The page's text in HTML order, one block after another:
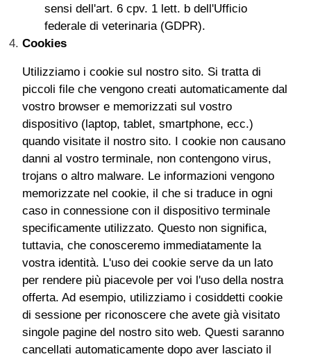
sensi dell'art. 6 cpv. 1 lett. b dell'Ufficio
federale di veterinaria (GDPR).
Cookies
Utilizziamo i cookie sul nostro sito. Si tratta di
piccoli file che vengono creati automaticamente dal
vostro browser e memorizzati sul vostro
dispositivo (laptop, tablet, smartphone, ecc.)
quando visitate il nostro sito. I cookie non causano
danni al vostro terminale, non contengono virus,
trojans o altro malware. Le informazioni vengono
memorizzate nel cookie, il che si traduce in ogni
caso in connessione con il dispositivo terminale
specificamente utilizzato. Questo non significa,
tuttavia, che conosceremo immediatamente la
vostra identità. L'uso dei cookie serve da un lato
per rendere più piacevole per voi l'uso della nostra
offerta. Ad esempio, utilizziamo i cosiddetti cookie
di sessione per riconoscere che avete già visitato
singole pagine del nostro sito web. Questi saranno
cancellati automaticamente dopo aver lasciato il